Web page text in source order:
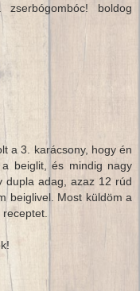
boldog
a 3. karácsony, hogy én
beiglit, és mindig nagy
dupla adag, azaz 12 rúd
beiglivel. Most küldöm a